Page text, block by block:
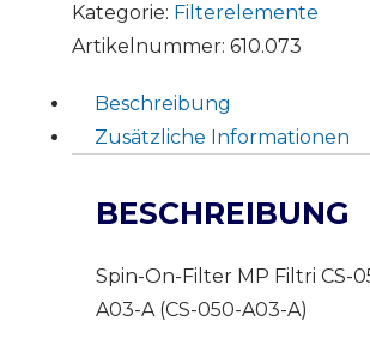
Kategorie: Filterelemente
Artikelnummer: 610.073
Beschreibung
Zusätzliche Informationen
BESCHREIBUNG
Spin-On-Filter MP Filtri CS-
A03-A (CS-050-A03-A)